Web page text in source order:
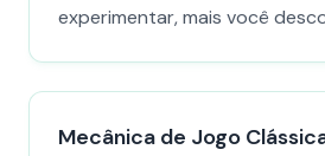
experimentar, mais você
Mecânica de Jogo